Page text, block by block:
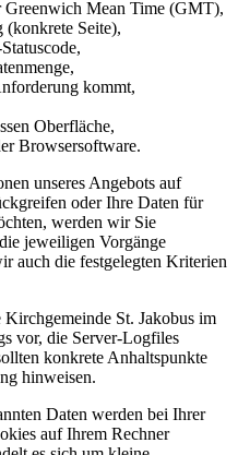
Greenwich Mean Time (GMT),
Seite),
kommt,
Oberfläche,
Browsersoftware.
unseres Angebots auf
oder Ihre Daten für
werden wir Sie
jeweiligen Vorgänge
auch die festgelegten Kriterien
St. Jakobus im
vor, die Server-Logfiles
konkrete Anhaltspunkte
hinweisen.
Daten werden bei Ihrer
auf Ihrem Rechner